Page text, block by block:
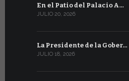
En el Patio del Palacio A…
JULIO 20, 2026
La Presidente de la Gober…
JULIO 18, 2026